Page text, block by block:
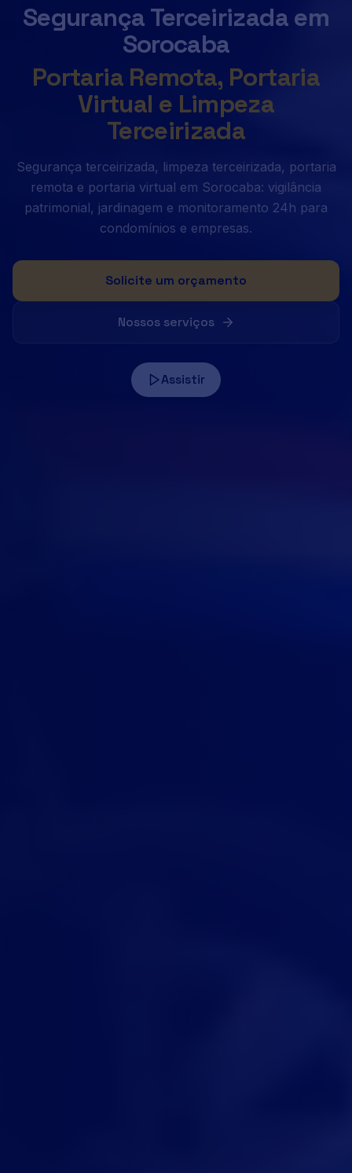
Segurança Terceirizada em
Sorocaba
Portaria Remota, Portaria
Virtual e Limpeza
Terceirizada
Segurança terceirizada, limpeza terceirizada, portaria
remota e portaria virtual em Sorocaba: vigilância
patrimonial, jardinagem e monitoramento 24h para
condomínios e empresas.
Solicite um orçamento
Nossos serviços
Assistir